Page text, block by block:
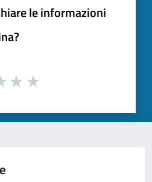
le informazioni